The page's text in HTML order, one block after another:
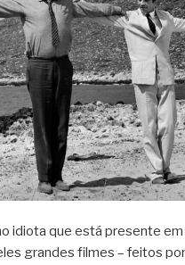
idiota que está presente
grandes filmes – feitos por